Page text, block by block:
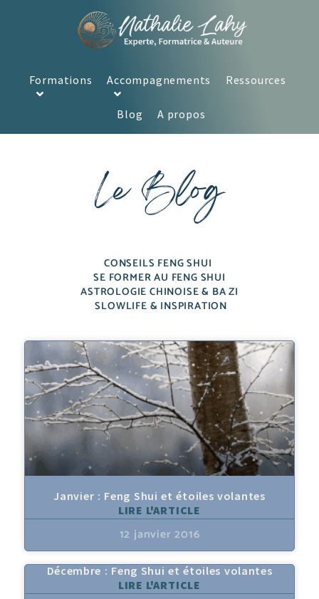
Formations Accompagnements Ressources
Blog A propos
Le Blog
CONSEILS FENG SHUI
SE FORMER AU FENG SHUI
ASTROLOGIE CHINOISE & BA ZI
SLOWLIFE & INSPIRATION
Janvier : Feng Shui et étoiles volantes
LIRE L'ARTICLE
12 janvier 2016
Décembre : Feng Shui et étoiles volantes
LIRE L'ARTICLE